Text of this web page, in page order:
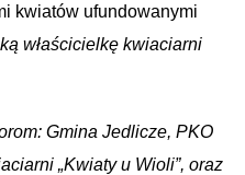
kwiatów ufundowanymi
właścicielkę kwiaciarni
Gmina Jedlicze, PKO
„Kwiaty u Wioli”, oraz